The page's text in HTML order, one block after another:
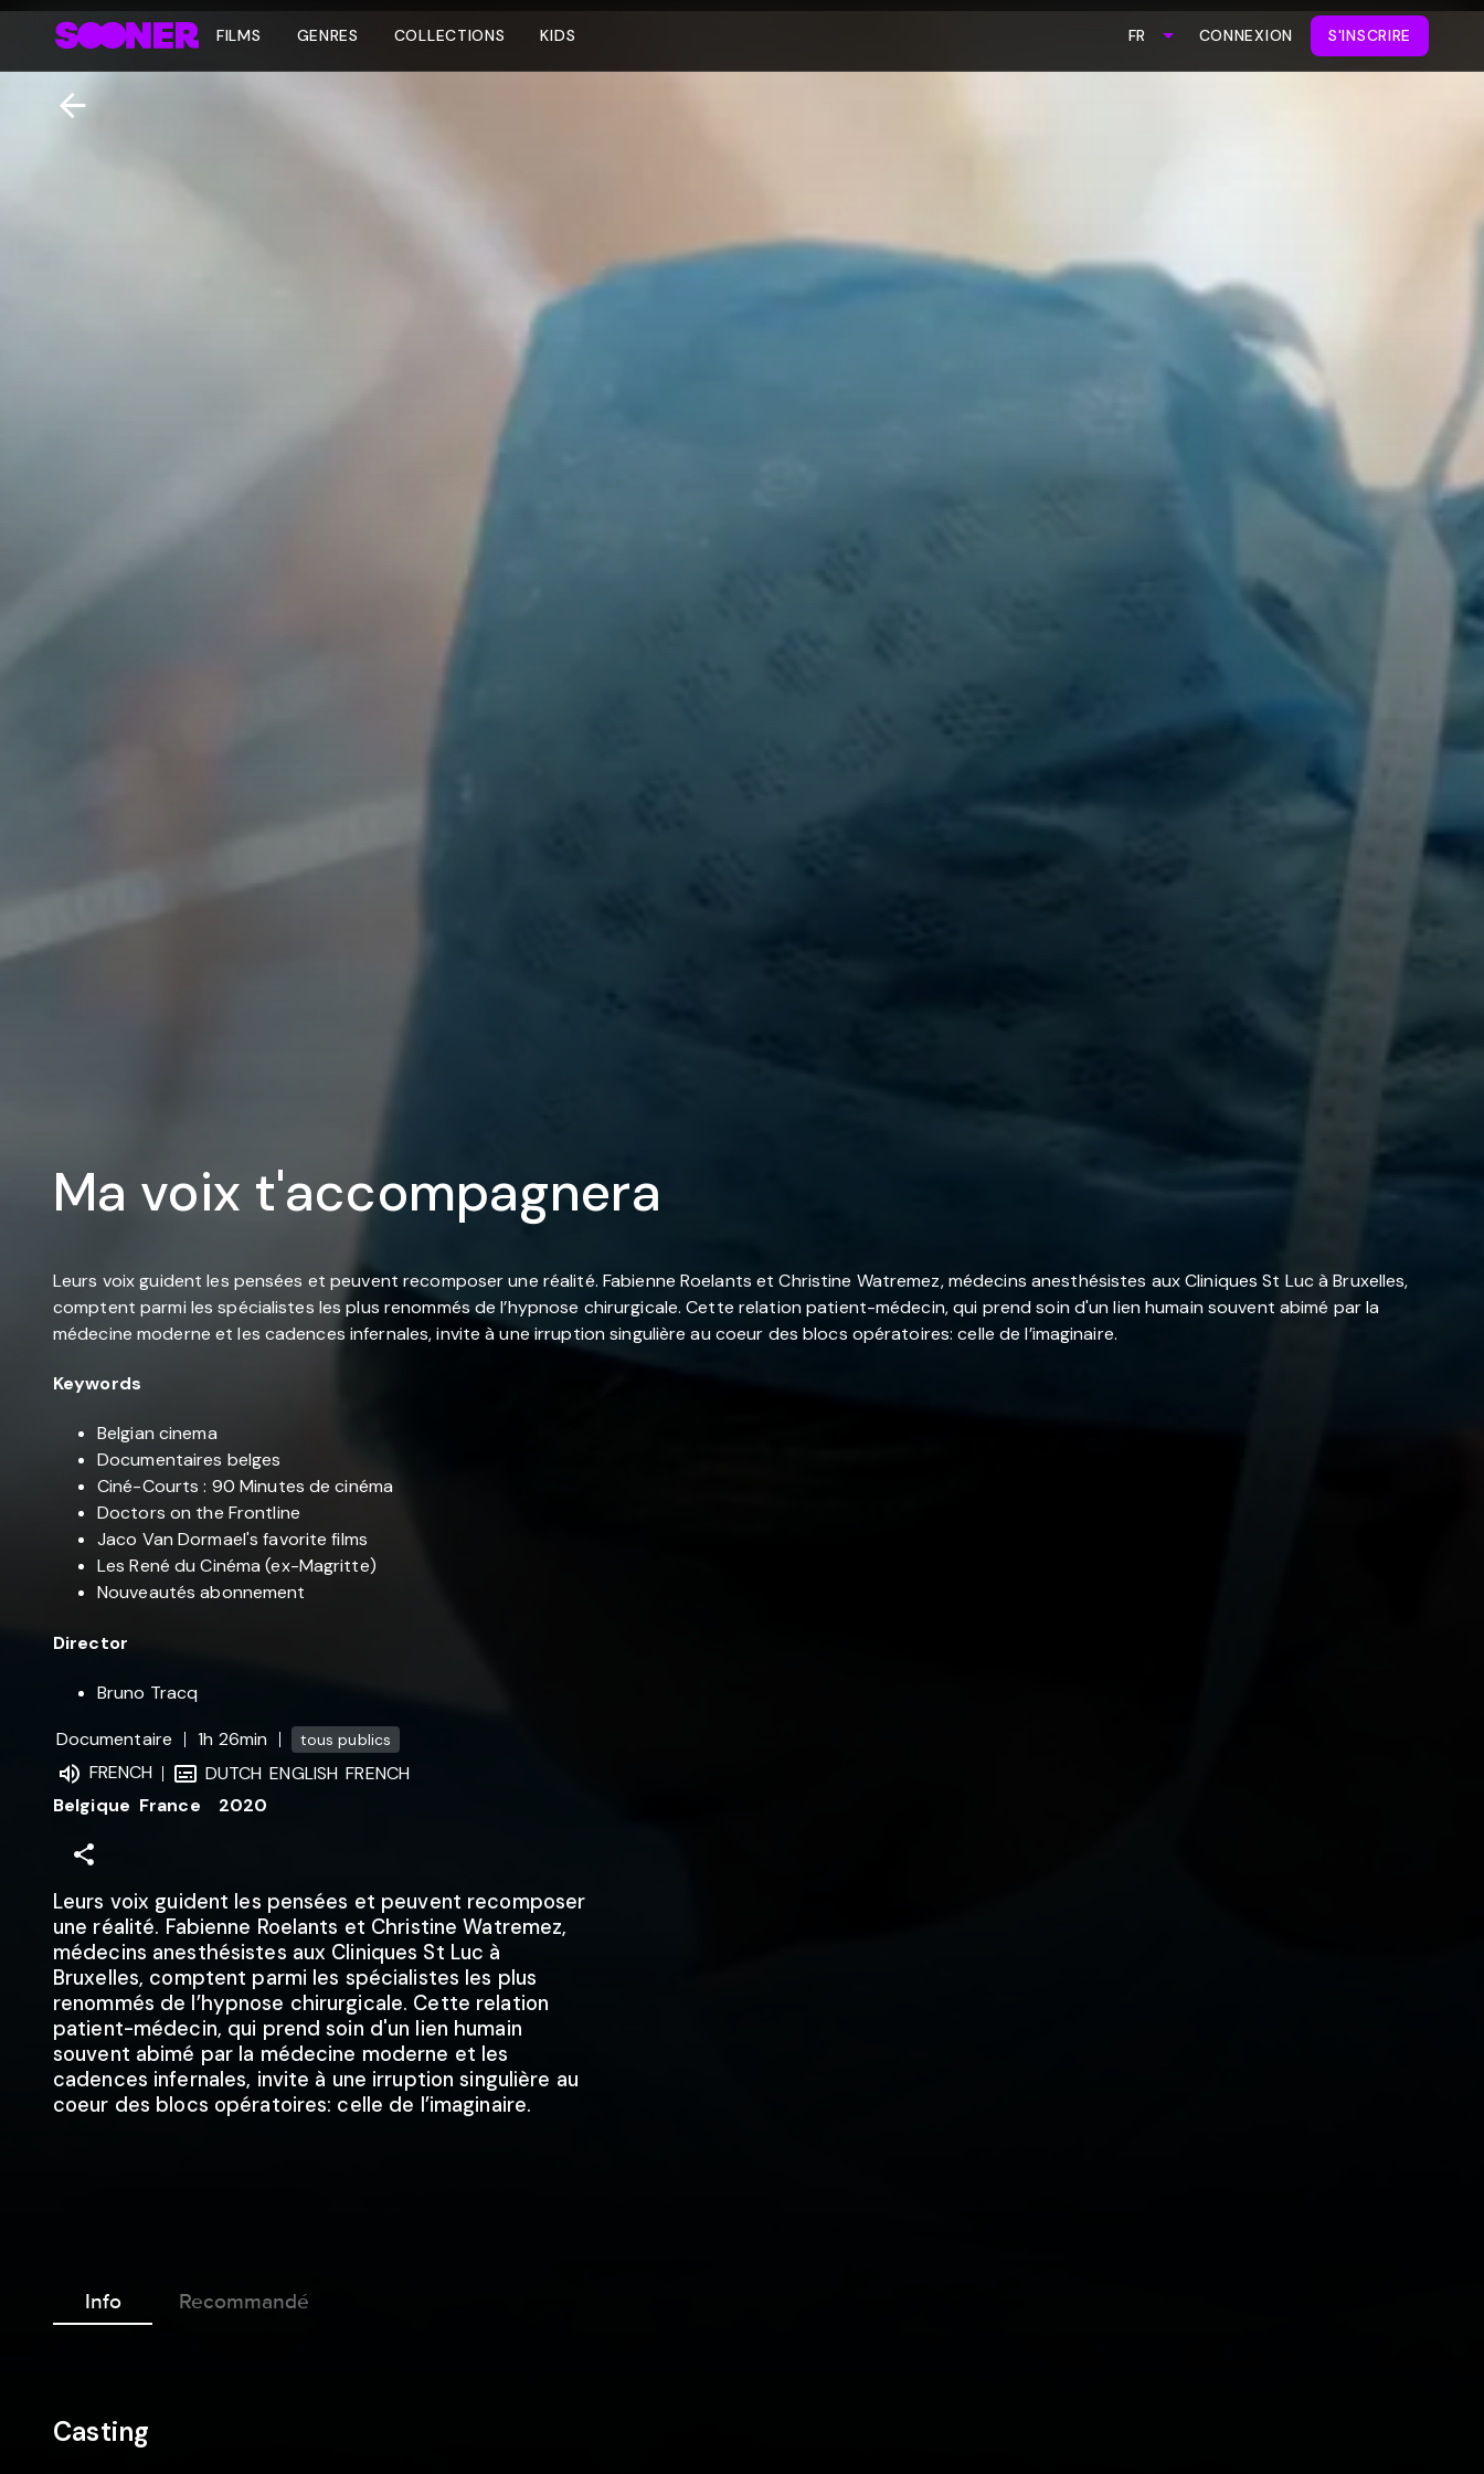
FILMS GENRES COLLECTIONS KIDS FR CONNEXION S'INSCRIRE
Ma voix t'accompagnera
Leurs voix guident les pensées et peuvent recomposer une réalité. Fabienne Roelants et Christine Watremez, médecins anesthésistes aux Cliniques St Luc à Bruxelles,
comptent parmi les spécialistes les plus renommés de l’hypnose chirurgicale. Cette relation patient-médecin, qui prend soin d'un lien humain souvent abimé par la
médecine moderne et les cadences infernales, invite à une irruption singulière au coeur des blocs opératoires: celle de l’imaginaire.
Keywords
Belgian cinema
Documentaires belges
Ciné-Courts : 90 Minutes de cinéma
Doctors on the Frontline
Jaco Van Dormael's favorite films
Les René du Cinéma (ex-Magritte)
Nouveautés abonnement
Director
Bruno Tracq
Documentaire
1h 26min tous publics
FRENCH DUTCH ENGLISH FRENCH
Belgique France 2020
Leurs voix guident les pensées et peuvent recomposer
une réalité. Fabienne Roelants et Christine Watremez,
médecins anesthésistes aux Cliniques St Luc à
Bruxelles, comptent parmi les spécialistes les plus
renommés de l’hypnose chirurgicale. Cette relation
patient-médecin, qui prend soin d'un lien humain
souvent abimé par la médecine moderne et les
cadences infernales, invite à une irruption singulière au
coeur des blocs opératoires: celle de l’imaginaire.
Info Recommandé
Casting